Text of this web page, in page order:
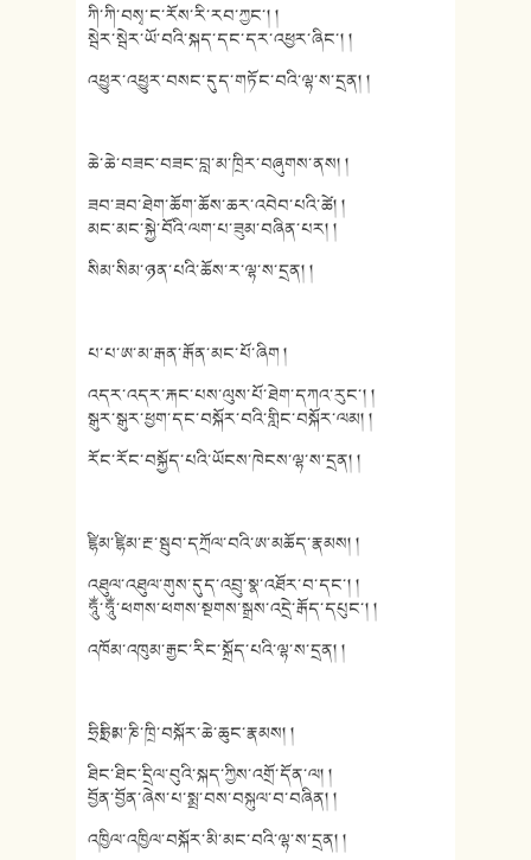
ཀི་ཀི་བསྭ་ང་རོས་རི་རབ་ཀྱང་། །
སྦེར་སྦེར་ཡོ་བའི་སྐད་དང་དར་འཕྱར་ཞིང་། །
འཕྱུར་འཕྱུར་བསང་དུད་གཏོང་བའི་ལྷ་ས་དྲན། །
ཆེ་ཆེ་བཟང་བཟང་བླ་མ་ཁྲིར་བཞུགས་ནས། །
ཟབ་ཟབ་ཐེག་ཆོག་ཆོས་ཆར་འབེབ་པའི་ཚེ། །
མང་མང་སྐྱེ་བོའི་ལག་པ་ཟུམ་བཞིན་པར། །
སིམ་སིམ་ཉན་པའི་ཆོས་ར་ལྷ་ས་དྲན། །
པ་པ་ཨ་མ་རྒན་རྒོན་མང་པོ་ཞིག །
འདར་འདར་རྐང་པས་ལུས་པོ་ཐེག་དཀའ་རུང་། །
སྒུར་སྒུར་ཕྱག་དང་བསྐོར་བའི་གླིང་བསྐོར་ལམ། །
རོང་རོང་བསྐྱོད་པའི་ཡོངས་ཁེངས་ལྷ་ས་དྲན། །
ཛྷིམ་ཛྷིམ་རྔ་སྦུབ་དཀྲོལ་བའི་ཨ་མཆོད་རྣམས། །
འཐུལ་འཐུལ་གུས་དུད་འབྲུ་སྣ་འཐོར་བ་དང་། །
ཧཱུྂ་ཧཱུྂ་ཕགས་ཕགས་སྔགས་སྒྲས་འདྲེ་རྒོད་དཔུང་། །
འཁོམ་འཁུམ་རྒྱང་རིང་སྐྲོད་པའི་ལྷ་ས་དྲན། །
ཧྲིཿཧྲིཿམ་ཎི་ཁྲི་བསྐོར་ཆེ་ཆུང་རྣམས། །
ཐིང་ཐིང་དྲིལ་བུའི་སྐད་ཀྱིས་འགྲོ་དོན་ལ། །
བྱོན་བྱོན་ཞེས་པ་སྨྲ་བས་བསྐུལ་བ་བཞིན། །
འཁྱིལ་འཁྱིལ་བསྐོར་མི་མང་བའི་ལྷ་ས་དྲན། །